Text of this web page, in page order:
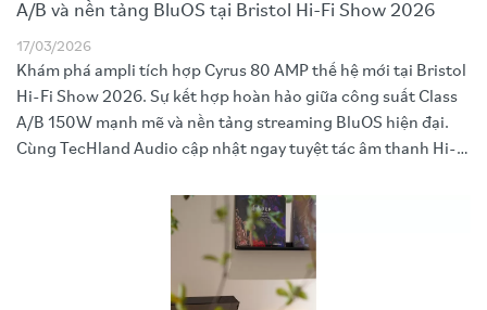
A/B và nền tảng BluOS tại Bristol Hi-Fi Show 2026
17/03/2026
Khám phá ampli tích hợp Cyrus 80 AMP thế hệ mới tại Bristol
Hi-Fi Show 2026. Sự kết hợp hoàn hảo giữa công suất Class
A/B 150W mạnh mẽ và nền tảng streaming BluOS hiện đại.
Cùng TecHland Audio cập nhật ngay tuyệt tác âm thanh Hi-